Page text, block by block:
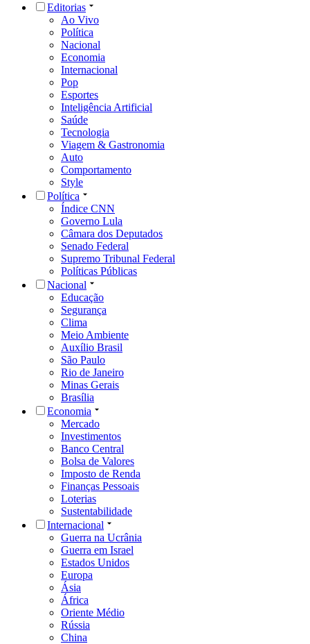
Editorias
Ao Vivo
Política
Nacional
Economia
Internacional
Pop
Esportes
Inteligência Artificial
Saúde
Tecnologia
Viagem & Gastronomia
Auto
Comportamento
Style
Política
Índice CNN
Governo Lula
Câmara dos Deputados
Senado Federal
Supremo Tribunal Federal
Políticas Públicas
Nacional
Educação
Segurança
Clima
Meio Ambiente
Auxílio Brasil
São Paulo
Rio de Janeiro
Minas Gerais
Brasília
Economia
Mercado
Investimentos
Banco Central
Bolsa de Valores
Imposto de Renda
Finanças Pessoais
Loterias
Sustentabilidade
Internacional
Guerra na Ucrânia
Guerra em Israel
Estados Unidos
Europa
Ásia
África
Oriente Médio
Rússia
China